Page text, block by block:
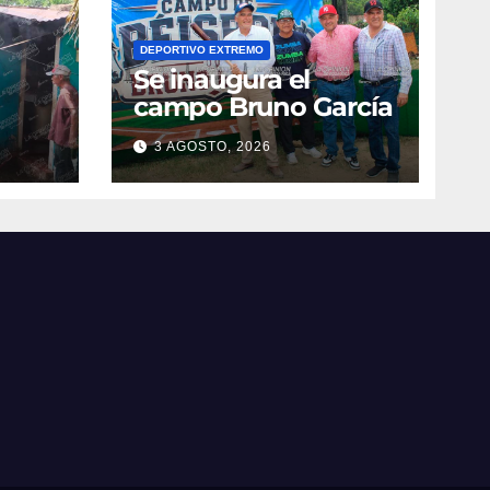
DEPORTIVO EXTREMO
Se inaugura el
campo Bruno García
3 AGOSTO, 2026